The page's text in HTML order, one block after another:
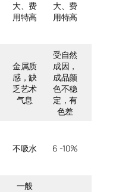
大、费
用特高
大、费
用特高
金属质
感，缺
乏艺术
气息
受自然
成因，
成品颜
色不稳
定，有
色差
不吸水 6 -10%
一般